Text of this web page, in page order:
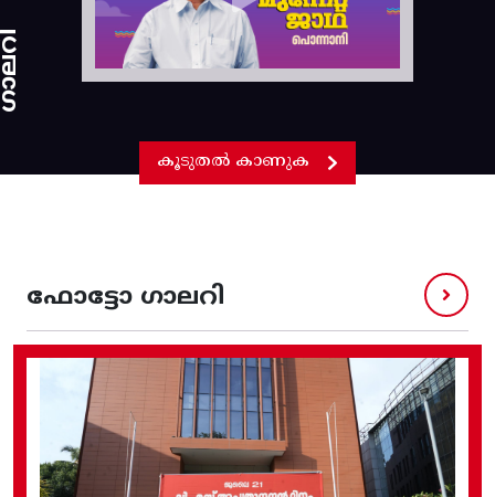
കൂടുതൽ കാണുക
ഫോട്ടോ ഗാലറി